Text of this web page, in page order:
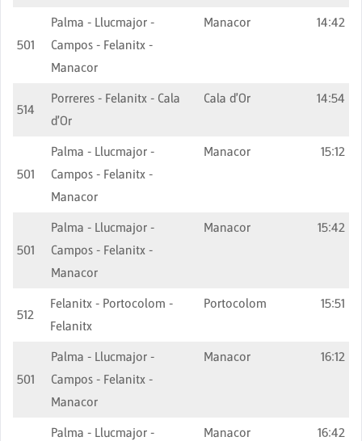
501
Palma - Llucmajor -
Campos - Felanitx -
Manacor
Manacor 14:42
514
Porreres - Felanitx - Cala
d'Or
Cala d'Or 14:54
501
Palma - Llucmajor -
Campos - Felanitx -
Manacor
Manacor 15:12
501
Palma - Llucmajor -
Campos - Felanitx -
Manacor
Manacor 15:42
512
Felanitx - Portocolom -
Felanitx
Portocolom 15:51
501
Palma - Llucmajor -
Campos - Felanitx -
Manacor
Manacor 16:12
Palma - Llucmajor -
Manacor 16:42